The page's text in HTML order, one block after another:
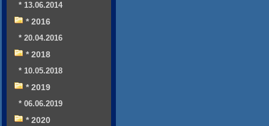
* 13.06.2014
* 2016
* 20.04.2016
* 2018
* 10.05.2018
* 2019
* 06.06.2019
* 2020